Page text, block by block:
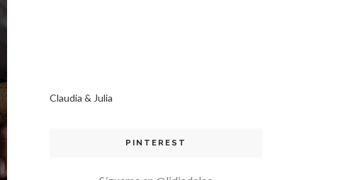
Claudia & Julia
PINTEREST